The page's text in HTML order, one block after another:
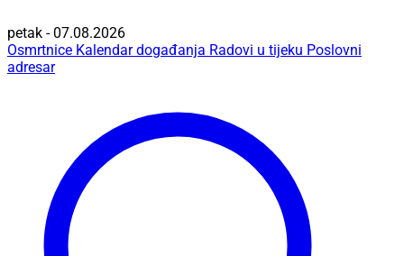
petak - 07.08.2026
Osmrtnice Kalendar događanja Radovi u tijeku Poslovni
adresar